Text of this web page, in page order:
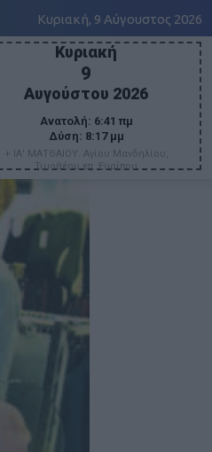
Κυριακή, 9 Αύγουστος 2026
Κυριακή
9
Αυγούστου 2026
Ανατολή: 6:41 πμ
Δύση: 8:17 μμ
+ ΙΑ' ΜΑΤΘΑΙΟΥ. Αγίου Μανδηλίου,
Τιμοθέου επ. Ευρίπου